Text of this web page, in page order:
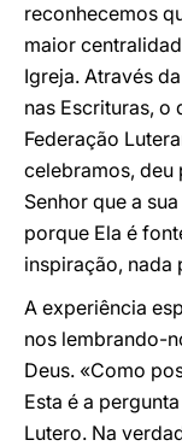
reconhecemos
maior
Igreja. Através
nas Escrituras, o
Federação
celebramos, deu
Senhor que a
porque Ela é
inspiração, nada
A experiência
nos lembrando-
Deus. «Como
Esta é a
Lutero. Na